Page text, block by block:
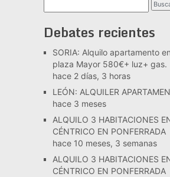
Debates recientes
SORIA: Alquilo apartamento
plaza Mayor 580€+ luz+ gas.
hace 2 días, 3 horas
LEÓN: ALQUILER
hace 3 meses
ALQUILO 3 HABITACIONES
CÉNTRICO EN PONFERRADA
hace 10 meses, 3 semanas
ALQUILO 3 HABITACIONES
CÉNTRICO EN PONFERRADA